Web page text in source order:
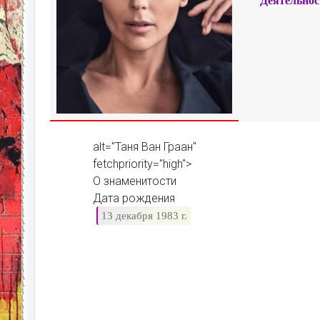
alt="Таня Ван Граан"
fetchpriority="high">
О знаменитости
Дата рождения
13 декабря 1983 г.